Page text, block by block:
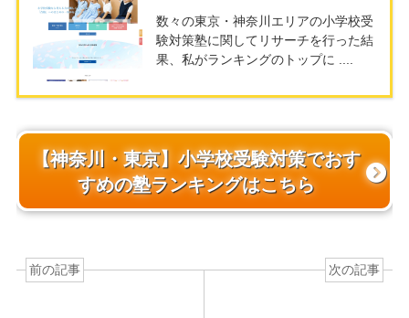
数々の東京・神奈川エリアの小学校受
験対策塾に関してリサーチを行った結
果、私がランキングのトップに ....
【神奈川・東京】小学校受験対策でおす
すめの塾ランキングはこちら
前の記事 次の記事